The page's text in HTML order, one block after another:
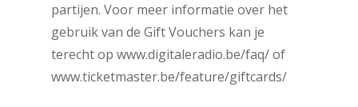
partijen. Voor meer informatie over het
gebruik van de Gift Vouchers kan je
terecht op www.digitaleradio.be/faq/ of
www.ticketmaster.be/feature/giftcards/